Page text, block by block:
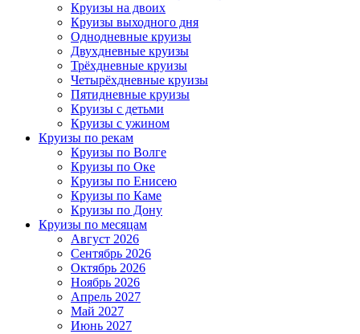
Круизы на двоих
Круизы выходного дня
Однодневные круизы
Двухдневные круизы
Трёхдневные круизы
Четырёхдневные круизы
Пятидневные круизы
Круизы с детьми
Круизы с ужином
Круизы по рекам
Круизы по Волге
Круизы по Оке
Круизы по Енисею
Круизы по Каме
Круизы по Дону
Круизы по месяцам
Август 2026
Сентябрь 2026
Октябрь 2026
Ноябрь 2026
Апрель 2027
Май 2027
Июнь 2027